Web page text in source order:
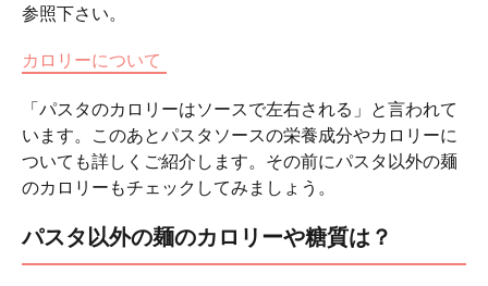
参照下さい。
カロリーについて
「パスタのカロリーはソースで左右される」と言われて
います。このあとパスタソースの栄養成分やカロリーに
ついても詳しくご紹介します。その前にパスタ以外の麺
のカロリーもチェックしてみましょう。
パスタ以外の麺のカロリーや糖質は？